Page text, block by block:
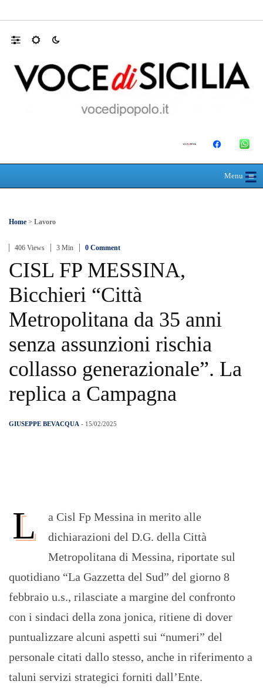
Menu≡
☰
Home > Lavoro
406 Views 3 Min 0 Comment
CISL FP MESSINA,
Bicchieri “Città
Metropolitana da 35 anni
senza assunzioni rischia
collasso generazionale”. La
replica a Campagna
GIUSEPPE BEVACQUA - 15/02/2025
L
a Cisl Fp Messina in merito alle
dichiarazioni del D.G. della Città
Metropolitana di Messina, riportate sul
quotidiano “La Gazzetta del Sud” del giorno 8
febbraio u.s., rilasciate a margine del confronto
con i sindaci della zona jonica, ritiene di dover
puntualizzare alcuni aspetti sui “numeri” del
personale citati dallo stesso, anche in riferimento a
taluni servizi strategici forniti dall’Ente.